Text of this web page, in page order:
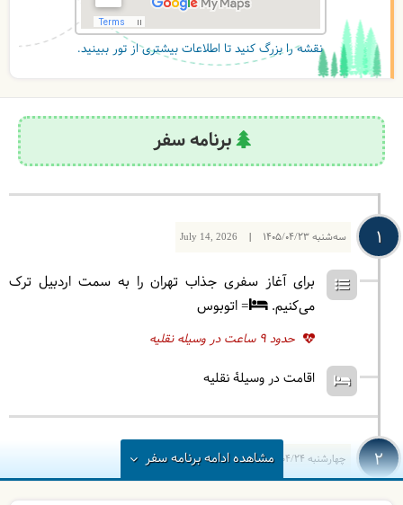
نقشه را بزرگ کنید تا اطلاعات بیشتری از تور ببینید.
برنامه سفر
1 سه‌شنبه July 14, 2026 | 1405/04/23
برای آغاز سفری جذاب تهران را به سمت اردبیل ترک
می‌کنیم.
= اتوبوس
حدود 9 ساعت در وسیله نقلیه
اقامت در وسیلۀ نقلیه
2 چهارشنبه July 15, 2026 | 1405/04/24مشاهدهادامهبرنامه سفر